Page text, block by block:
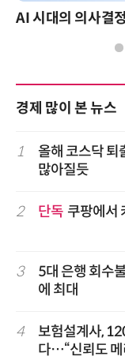
경제 많이 본 뉴스
1
올해 코스닥
많아질듯
2 단독 쿠팡에서
3
5대 은행 회수
에 최대
4
보험설계사,
다…“신뢰도 메